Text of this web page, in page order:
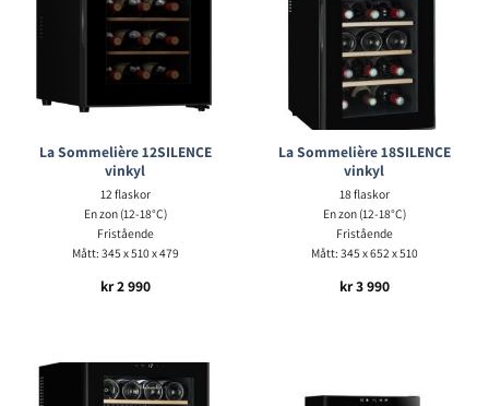
La Sommelière 12SILENCE
vinkyl
12 flaskor
En zon (12-18°C)
Fristående
Mått: 345 x 510 x 479
kr2 990
La Sommelière 18SILENCE
vinkyl
18 flaskor
En zon (12-18°C)
Fristående
Mått: 345 x 652 x 510
kr3 990